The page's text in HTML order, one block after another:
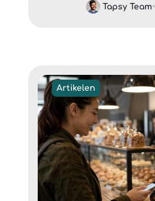
Tapsy Team•
Artikelen